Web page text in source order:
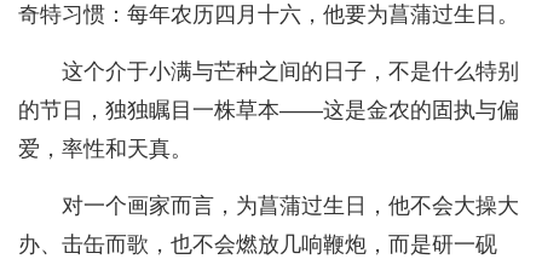
奇特习惯：每年农历四月十六，他要为菖蒲过生日。
这个介于小满与芒种之间的日子，不是什么特别
的节日，独独瞩目一株草本——这是金农的固执与偏
爱，率性和天真。
对一个画家而言，为菖蒲过生日，他不会大操大
办、击缶而歌，也不会燃放几响鞭炮，而是研一砚